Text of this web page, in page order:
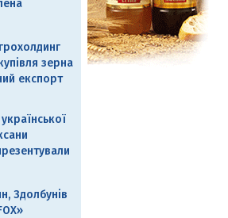
зерна
експорт
Здолбунів